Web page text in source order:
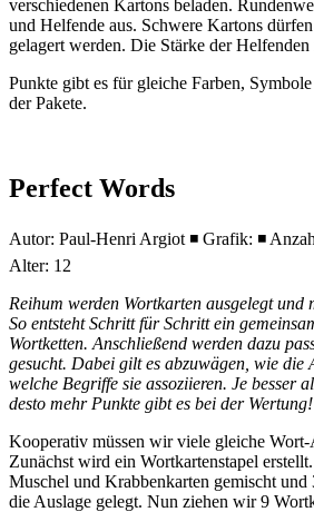
verschiedenen Kartons beladen.
und Helfende aus. Schwere Kartons
gelagert werden. Die Stärke der
Punkte gibt es für gleiche Farben,
der Pakete.
Perfect Words
Autor: Paul-Henri Argiot ◾ Grafik: ◾
Alter: 12
Reihum werden Wortkarten ausgelegt
So entsteht Schritt für Schritt ein
Wortketten. Anschließend werden dazu
gesucht. Dabei gilt es abzuwägen, wie die
welche Begriffe sie assoziieren. Je besser
desto mehr Punkte gibt es bei der Wertung!
Kooperativ müssen wir viele gleiche Wort-
Zunächst wird ein Wortkartenstapel
Muschel und Krabbenkarten gemischt und
die Auslage gelegt. Nun ziehen wir 9